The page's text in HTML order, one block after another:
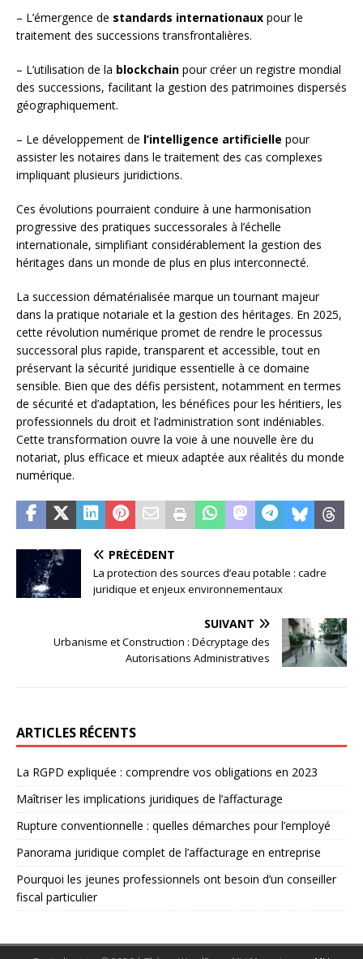
– L’émergence de standards internationaux pour le
traitement des successions transfrontalières.
– L’utilisation de la blockchain pour créer un registre mondial
des successions, facilitant la gestion des patrimoines dispersés
géographiquement.
– Le développement de l’intelligence artificielle pour
assister les notaires dans le traitement des cas complexes
impliquant plusieurs juridictions.
Ces évolutions pourraient conduire à une harmonisation
progressive des pratiques successorales à l’échelle
internationale, simplifiant considérablement la gestion des
héritages dans un monde de plus en plus interconnecté.
La succession dématérialisée marque un tournant majeur
dans la pratique notariale et la gestion des héritages. En 2025,
cette révolution numérique promet de rendre le processus
successoral plus rapide, transparent et accessible, tout en
préservant la sécurité juridique essentielle à ce domaine
sensible. Bien que des défis persistent, notamment en termes
de sécurité et d’adaptation, les bénéfices pour les héritiers, les
professionnels du droit et l’administration sont indéniables.
Cette transformation ouvre la voie à une nouvelle ère du
notariat, plus efficace et mieux adaptée aux réalités du monde
numérique.
PRÉCÉDENT
La protection des sources d’eau potable : cadre
juridique et enjeux environnementaux
SUIVANT
Urbanisme et Construction : Décryptage des
Autorisations Administratives
ARTICLES RÉCENTS
La RGPD expliquée : comprendre vos obligations en 2023
Maîtriser les implications juridiques de l’affacturage
Rupture conventionnelle : quelles démarches pour l’employé
Panorama juridique complet de l’affacturage en entreprise
Pourquoi les jeunes professionnels ont besoin d’un conseiller
fiscal particulier